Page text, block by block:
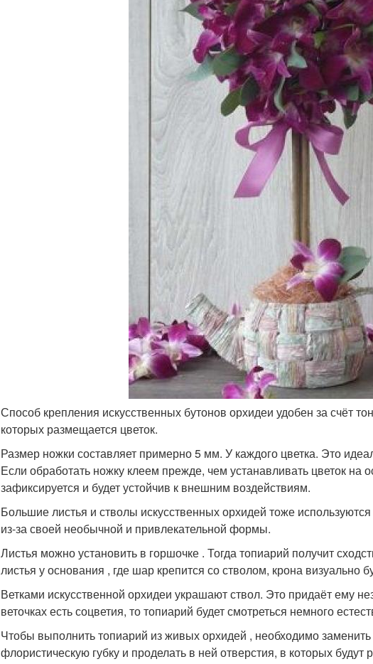
Способ крепления искусственных бутонов орхидеи удобен за счёт
которых размещается цветок.
Размер ножки составляет примерно 5 мм. У каждого цветка. Это
Если обработать ножку клеем прежде, чем устанавливать цветок
зафиксируется и будет устойчив к внешним воздействиям.
Большие листья и стволы искусственных орхидей тоже
из-за своей необычной и привлекательной формы.
Листья можно установить в горшочке . Тогда топиарий получит
листья у основания , где шар крепится со стволом, крона визуально
Ветками искусственной орхидеи украшают ствол. Это придаёт ему
веточках есть соцветия, то топиарий будет смотреться немного
Чтобы выполнить топиарий из живых орхидей , необходимо
флористическую губку и проделать в ней отверстия, в которых